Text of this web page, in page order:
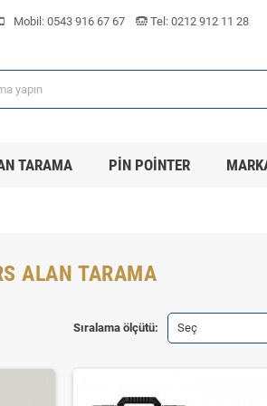
Mobil: 0543 916 67 67 Tel: 0212 912 11 28
TARAMA PIN POINTER
ALAN TARAMA
Sıralama ölçütü: Seç